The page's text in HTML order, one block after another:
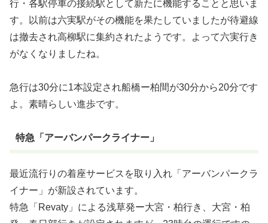
行・各駅停車の接続駅として新たに機能することと思いま
す。以前は六実駅がその機能を果たしていましたが待避線
は撤去され高柳駅に集約されたようです。よって六実行き
がなくなりましたね。
急行は30分に1本設定され船橋ー柏間が30分から20分です
よ。素晴らしい進歩です。
特急「アーバンパークライナー」
最近流行りの着座サービスを取り入れ「アーバンパークラ
イナー」が新設されています。
特急「Revaty」による浅草発ー大宮・柏行き、大宮・柏